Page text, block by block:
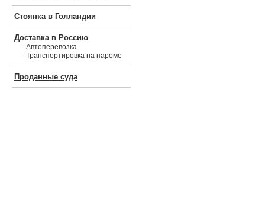
Стоянка в Голландии
Доставка в Россию
- Автоперевозка
- Транспортировка на пароме
Проданные суда